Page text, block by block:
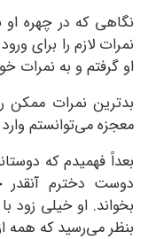
نگاهی که در چهره‌
نمرات لازم را برای
او گرفتم و به نمرات
بدترین نمرات ممکن
معجزه می‌توانستم
بعداً فهمیدم که
دوست دخترم
بخواند. او خیلی زود
بنظر می‌رسید که همه